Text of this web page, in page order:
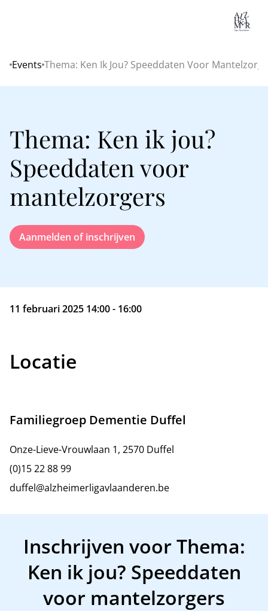
Home
Events Thema: Ken Ik Jou? Speeddaten Voor
Thema: Ken ik jou?
Speeddaten voor
mantelzorgers
Aanmelden of inschrijven
11 februari 2025 14:00 - 16:00
Locatie
Familiegroep Dementie Duffel
Onze-Lieve-Vrouwlaan 1, 2570 Duffel
(0)15 22 88 99
duffel@alzheimerligavlaanderen.be
Inschrijven voor Thema:
Ken ik jou? Speeddaten
voor mantelzorgers